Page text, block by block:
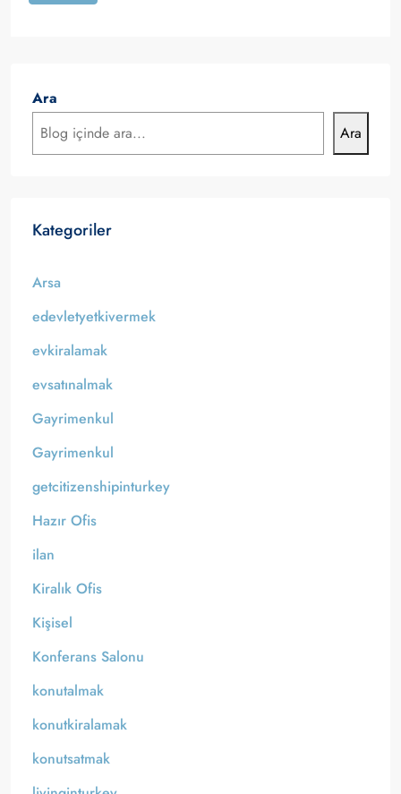
Ara
Ara
Kategoriler
Arsa
edevletyetkivermek
evkiralamak
evsatınalmak
Gayrimenkul
Gayrimenkul
getcitizenshipinturkey
Hazır Ofis
ilan
Kiralık Ofis
Kişisel
Konferans Salonu
konutalmak
konutkiralamak
konutsatmak